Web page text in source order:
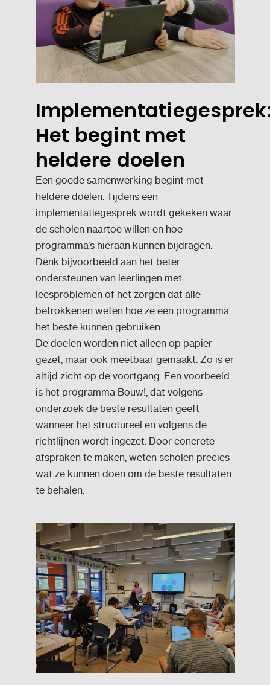
Het begint met
heldere doelen
Een goede samenwerking begint met
heldere doelen. Tijdens een
implementatiegesprek wordt gekeken waar
de scholen naartoe willen en hoe
programma’s hieraan kunnen bijdragen.
Denk bijvoorbeeld aan het beter
ondersteunen van leerlingen met
leesproblemen of het zorgen dat alle
betrokkenen weten hoe ze een programma
het beste kunnen gebruiken.
De doelen worden niet alleen op papier
gezet, maar ook meetbaar gemaakt. Zo is er
altijd zicht op de voortgang. Een voorbeeld
is het programma Bouw!, dat volgens
onderzoek de beste resultaten geeft
wanneer het structureel en volgens de
richtlijnen wordt ingezet. Door concrete
afspraken te maken, weten scholen precies
wat ze kunnen doen om de beste resultaten
te behalen.